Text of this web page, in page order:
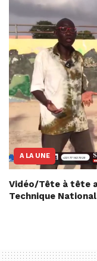
A LA UNE
Vidéo/Tête à tête
Technique